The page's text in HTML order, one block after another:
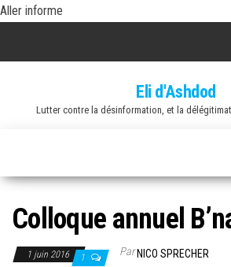
Aller informe
Eli d'Ashdod
Lutter contre la désinformation, et la
Colloque annuel
1 juin 2016 1 ParNICO SPRECHER